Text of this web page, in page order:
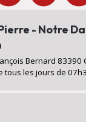
- Notre
Bernard 83390
tous les jours de